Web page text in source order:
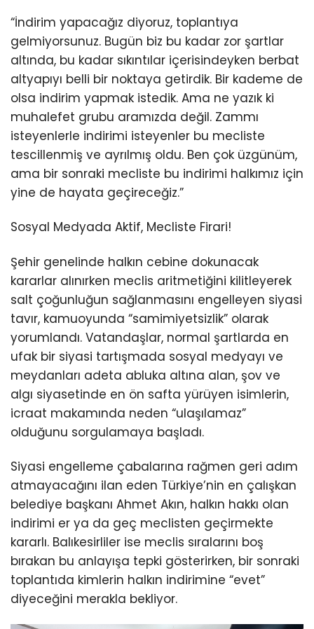
“İndirim yapacağız diyoruz, toplantıya
gelmiyorsunuz. Bugün biz bu kadar zor şartlar
altında, bu kadar sıkıntılar içerisindeyken berbat
altyapıyı belli bir noktaya getirdik. Bir kademe de
olsa indirim yapmak istedik. Ama ne yazık ki
muhalefet grubu aramızda değil. Zammı
isteyenlerle indirimi isteyenler bu mecliste
tescillenmiş ve ayrılmış oldu. Ben çok üzgünüm,
ama bir sonraki mecliste bu indirimi halkımız için
yine de hayata geçireceğiz.”
Sosyal Medyada Aktif, Mecliste Firari!
Şehir genelinde halkın cebine dokunacak
kararlar alınırken meclis aritmetiğini kilitleyerek
salt çoğunluğun sağlanmasını engelleyen siyasi
tavır, kamuoyunda “samimiyetsizlik” olarak
yorumlandı. Vatandaşlar, normal şartlarda en
ufak bir siyasi tartışmada sosyal medyayı ve
meydanları adeta abluka altına alan, şov ve
algı siyasetinde en ön safta yürüyen isimlerin,
icraat makamında neden “ulaşılamaz”
olduğunu sorgulamaya başladı.
Siyasi engelleme çabalarına rağmen geri adım
atmayacağını ilan eden Türkiye’nin en çalışkan
belediye başkanı Ahmet Akın, halkın hakkı olan
indirimi er ya da geç meclisten geçirmekte
kararlı. Balıkesirliler ise meclis sıralarını boş
bırakan bu anlayışa tepki gösterirken, bir sonraki
toplantıda kimlerin halkın indirimine “evet”
diyeceğini merakla bekliyor.